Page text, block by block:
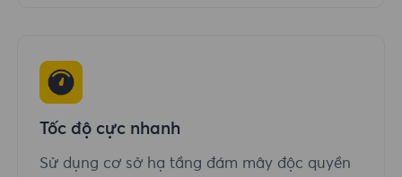
Tốc độ cực nhanh
Sử dụng cơ sở hạ tầng đám mây độc quyền